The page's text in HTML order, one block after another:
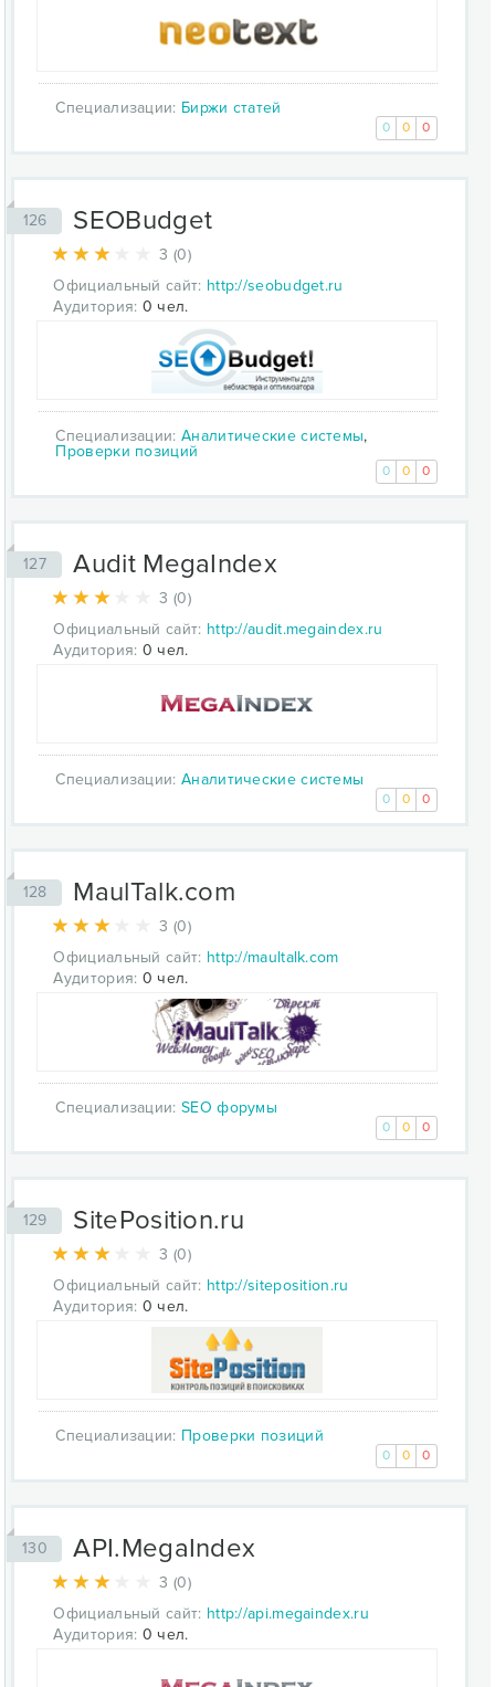
Специализации: Биржи статей
0 0 0
126 SEOBudget
3 (0)
Официальный сайт: http://seobudget.ru
Аудитория: 0 чел.
Специализации: Аналитические системы,
Проверки позиций
0 0 0
127 Audit MegaIndex
3 (0)
Официальный сайт: http://audit.megaindex.ru
Аудитория: 0 чел.
Специализации: Аналитические системы
0 0 0
128 MaulTalk.com
3 (0)
Официальный сайт: http://maultalk.com
Аудитория: 0 чел.
Специализации: SEO форумы
0 0 0
129 SitePosition.ru
3 (0)
Официальный сайт: http://siteposition.ru
Аудитория: 0 чел.
Специализации: Проверки позиций
0 0 0
130 API.MegaIndex
3 (0)
Официальный сайт: http://api.megaindex.ru
Аудитория: 0 чел.